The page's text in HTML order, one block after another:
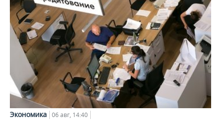
Экономика 06 авг, 14:40